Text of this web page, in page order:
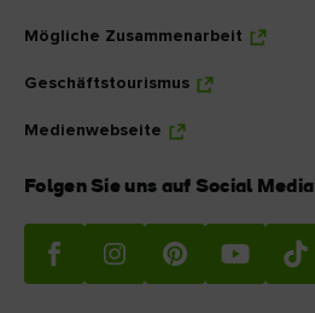
Mögliche Zusammenarbeit
Geschäftstourismus
Medienwebseite
Folgen Sie uns auf Social Media